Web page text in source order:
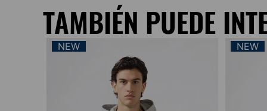
TAMBIÉN PUEDE
NEW NEW